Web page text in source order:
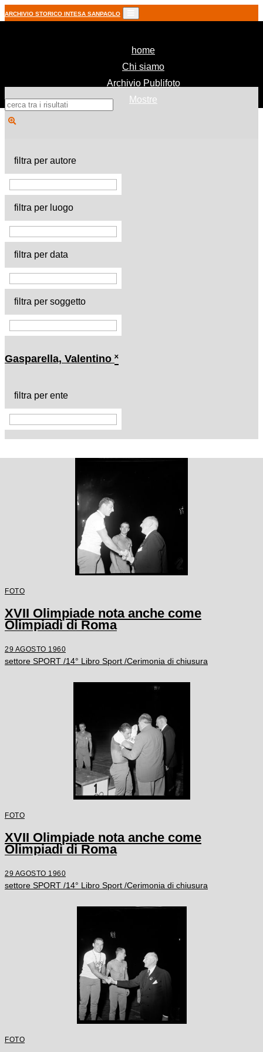
ARCHIVIO STORICO INTESA SANPAOLO
home(current)
Chi siamo
Archivio Publifoto
Mostre
filtra per autore
filtra per luogo
filtra per data
filtra per soggetto
Gasparella, Valentino ˟
filtra per ente
FOTO
XVII Olimpiade nota anche come
Olimpiadi di Roma
29 AGOSTO 1960
settore SPORT /14° Libro Sport /Cerimonia di chiusura
FOTO
XVII Olimpiade nota anche come
Olimpiadi di Roma
29 AGOSTO 1960
settore SPORT /14° Libro Sport /Cerimonia di chiusura
FOTO